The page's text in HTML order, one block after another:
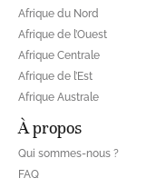
Afrique du Nord
Afrique de l’Ouest
Afrique Centrale
Afrique de l’Est
Afrique Australe
À propos
Qui sommes-nous ?
FAQ